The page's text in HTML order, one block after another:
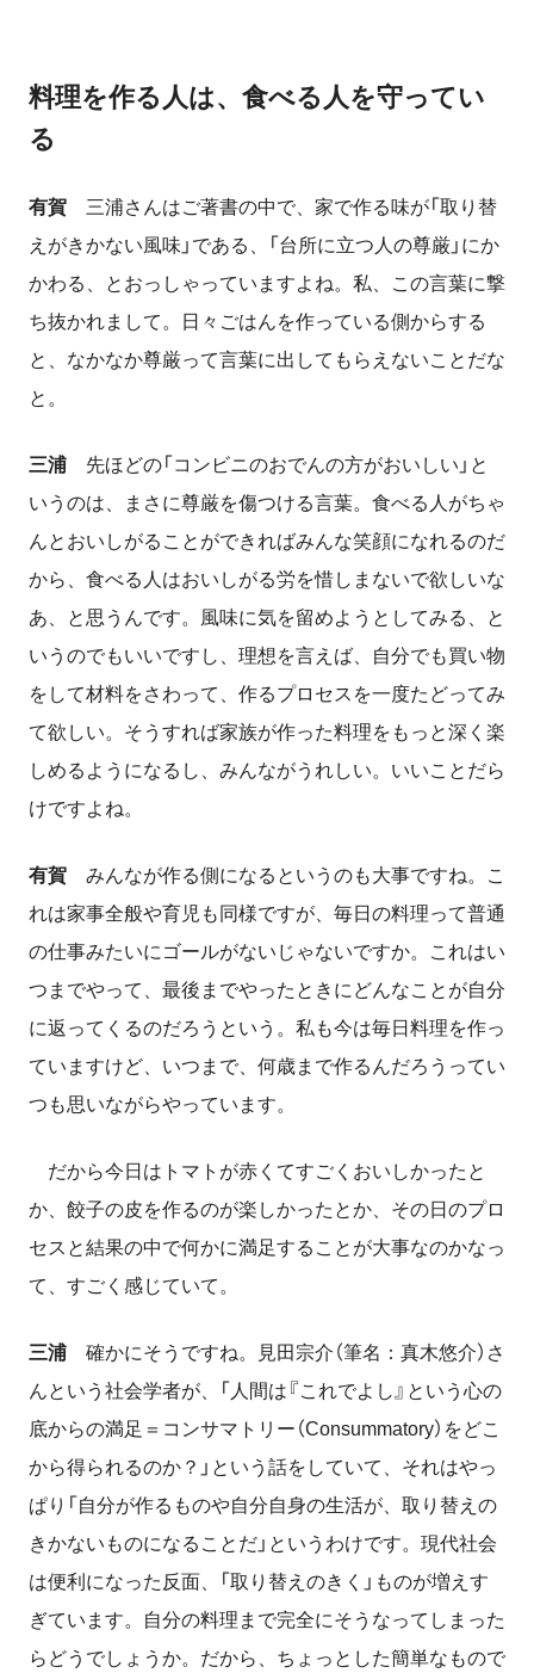
料理を作る人は、食べる人を守ってい
る
有賀 三浦さんはご著書の中で、家で作る味が「取り替
えがきかない風味」である、「台所に立つ人の尊厳」にか
かわる、とおっしゃっていますよね。私、この言葉に撃
ち抜かれまして。日々ごはんを作っている側からする
と、なかなか尊厳って言葉に出してもらえないことだな
と。
三浦 先ほどの「コンビニのおでんの方がおいしい」と
いうのは、まさに尊厳を傷つける言葉。食べる人がちゃ
んとおいしがることができればみんな笑顔になれるのだ
から、食べる人はおいしがる労を惜しまないで欲しいな
あ、と思うんです。風味に気を留めようとしてみる、と
いうのでもいいですし、理想を言えば、自分でも買い物
をして材料をさわって、作るプロセスを一度たどってみ
て欲しい。そうすれば家族が作った料理をもっと深く楽
しめるようになるし、みんながうれしい。いいことだら
けですよね。
有賀 みんなが作る側になるというのも大事ですね。こ
れは家事全般や育児も同様ですが、毎日の料理って普通
の仕事みたいにゴールがないじゃないですか。これはい
つまでやって、最後までやったときにどんなことが自分
に返ってくるのだろうという。私も今は毎日料理を作っ
ていますけど、いつまで、何歳まで作るんだろうってい
つも思いながらやっています。
だから今日はトマトが赤くてすごくおいしかったと
か、餃子の皮を作るのが楽しかったとか、その日のプロ
セスと結果の中で何かに満足することが大事なのかなっ
て、すごく感じていて。
三浦 確かにそうですね。見田宗介（筆名：真木悠介）さ
んという社会学者が、「人間は『これでよし』という心の
底からの満足＝コンサマトリー（Consummatory）をどこ
から得られるのか？」という話をしていて、それはやっ
ぱり「自分が作るものや自分自身の生活が、取り替えの
きかないものになることだ」というわけです。現代社会
は便利になった反面、「取り替えのきく」ものが増えす
ぎています。自分の料理まで完全にそうなってしまった
らどうでしょうか。だから、ちょっとした簡単なもので